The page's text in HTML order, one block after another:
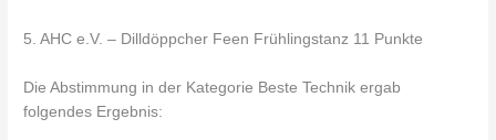
5. AHC e.V. – Dilldöppcher Feen Frühlingstanz 11 Punkte
Die Abstimmung in der Kategorie Beste Technik ergab
folgendes Ergebnis: